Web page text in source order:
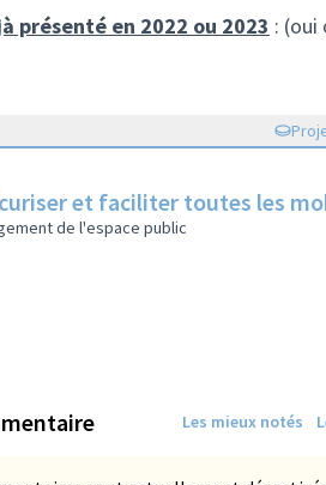
présenté en 2022 ou 2023 : (oui
10 - Sécuriser et faciliter
de l'espace public
Les mieux notés